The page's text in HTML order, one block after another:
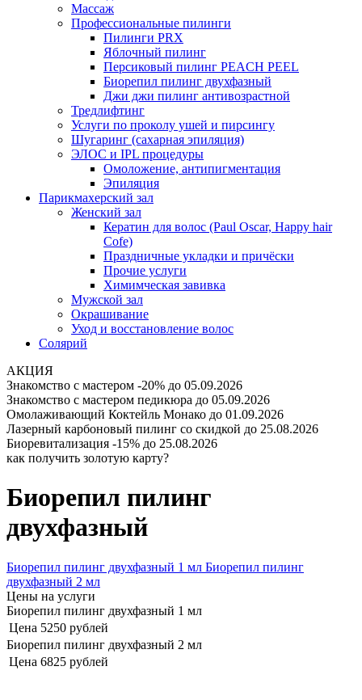
Массаж
Профессиональные пилинги
Пилинги PRX
Яблочный пилинг
Персиковый пилинг PEACH PEEL
Биорепил пилинг двухфазный
Джи джи пилинг антивозрастной
Тредлифтинг
Услуги по проколу ушей и пирсингу
Шугаринг (сахарная эпиляция)
ЭЛОС и IPL процедуры
Омоложение, антипигментация
Эпиляция
Парикмахерский зал
Женский зал
Кератин для волос (Paul Oscar, Happy hair
Cofe)
Праздничные укладки и причёски
Прочие услуги
Химимческая завивка
Мужской зал
Окрашивание
Уход и восстановление волос
Солярий
АКЦИЯ
Знакомство с мастером -20% до 05.09.2026
Знакомство с мастером педикюра до 05.09.2026
Омолаживающий Коктейль Монако до 01.09.2026
Лазерный карбоновый пилинг со скидкой до 25.08.2026
Биоревитализация -15% до 25.08.2026
как получить золотую карту?
Биорепил пилинг
двухфазный
Биорепил пилинг двухфазный 1 мл Биорепил пилинг
двухфазный 2 мл
Цены на услуги
Биорепил пилинг двухфазный 1 мл
Цена 5250 рублей
Биорепил пилинг двухфазный 2 мл
Цена 6825 рублей